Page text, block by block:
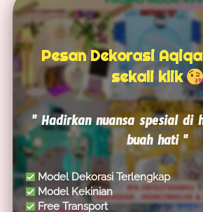
Pesan Dekorasi
sekali klik
" Hadirkan nuansa spesial di
buah hati "
Model Dekorasi Terlengkap
Model Kekinian
Free Transport